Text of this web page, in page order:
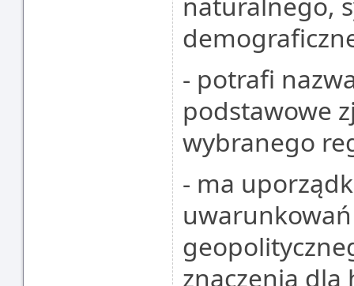
- potrafi
podstawowe
wybranego
- ma
znaczenia dla